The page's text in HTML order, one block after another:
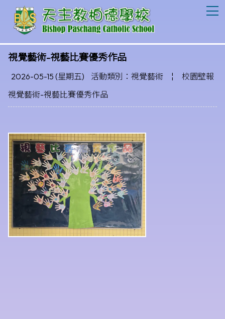
視覺藝術-視藝比賽優秀作品
2026-05-15 (星期五) 活動類別：視覺藝術 ¦
校園壁報
視覺藝術-視藝比賽優秀作品